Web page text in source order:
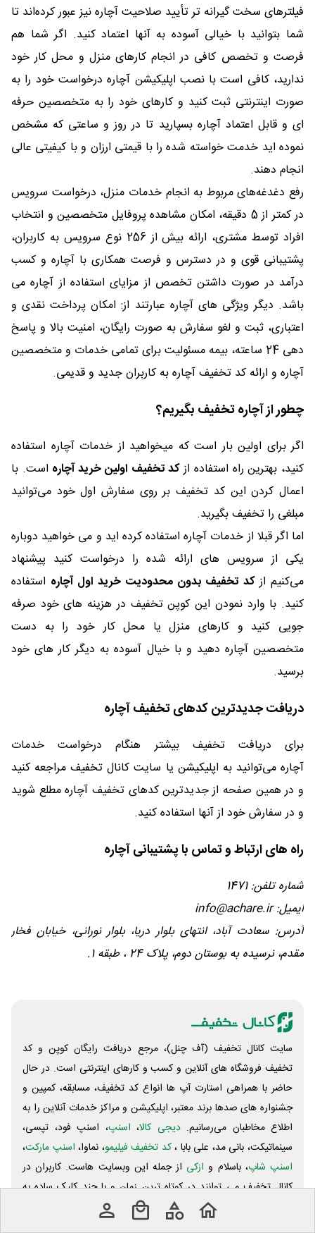
فیلترهای سخت گیرانه تر تأیید صلاحیت آچاره نیز عبور کرده‌اند تا
شما بتوانید با خیالی آسوده به آنها اعتماد کنید. اگر شما هم
فرصت و تخصص کافی در انجام کارهای منزل و محل کار خود
ندارید، کافی است با نصب اپلیکیشن آچاره درخواست خود را به
صورت اینترنتی ثبت کنید و کارهای خود را به متخصصین حرفه
ای و قابل اعتماد آچاره بسپارید تا در روز و ساعتی که مشخص
نموده اید خدمت خواسته شده را با قیمتی ارزان و با کیفیتی عالی
انجام دهند.
رفع دغدغه‌های مربوط به انجام خدمات منزل، درخواست سرویس
در کمتر از 5 دقیقه، امکان مشاهده پروفایل متخصصین و انتخاب
افراد توسط مشتری، ارائه بیش از 256 نوع سرویس به کاربران،
پشتیبانی قوی و در دسترس و فرصت همکاری با آچاره و کسب
درآمد در صورت داشتن تخصص از مزایای استفاده از آچاره می
باشد. دیگر ویژگی های آچاره عبارتند از: امکان پرداخت نقدی و
اعتباری، ثبت و لغو سفارش به صورت رایگان، امنیت بالا و پاسخ
دهی 24 ساعته، بیمه مسئولیت برای تمامی خدمات و متخصصین
آچاره و ارائه کد تخفیف آچاره به کاربران جدید و قدیمی.
چطور از آچاره تخفیف بگیریم؟
اگر برای اولین بار است که میخواهید از خدمات آچاره استفاده
کنید، بهترین راه استفاده ازکد تخفیف اولین خرید آچاره است. با
اعمال کردن این کد تخفیف بر روی سفارش اول خود می‌توانید
مبلغی را تخفیف بگیرید.
اما اگر قبلا از خدمات آچاره استفاده کرده اید و می خواهید دوباره
یکی از سرویس های ارائه شده را درخواست کنید پیشنهاد
می‌کنیم ازکد تخفیف بدون محدودیت خرید اول آچاره استفاده
کنید. با وارد نمودن این کوپن تخفیف در هزینه های خود صرفه
جویی کنید و کارهای منزل یا محل کار خود را به دست
متخصصین آچاره دهید و با خیال آسوده به دیگر کار های خود
برسید.
دریافت جدیدترین کدهای تخفیف آچاره
برای دریافت تخفیف بیشتر هنگام درخواست خدمات
آچاره می‌توانید به اپلیکیشن یا سایت کانال تخفیف مراجعه کنید
و در همین صفحه از جدیدترین کدهای تخفیف آچاره مطلع شوید
و در سفارش خود از آنها استفاده کنید.
راه های ارتباط و تماس با پشتیبانی آچاره
شماره تلفن: 1471
ایمیل: info@achare.ir
آدرس: سعادت آباد، انتهای بلوار دریا، بلوار نورانی، خیابان فخار
مقدم، نرسیده به بوستان دوم، پلاک 24 ، طبقه 1.
سایت کانال تخفیف (آف چنل)، مرجع دریافت رایگان کوپن و کد
تخفیف فروشگاه های آنلاین و کسب و‌ کارهای اینترنتی است. در حال
حاضر با همراهی استارت آپ ها انواع کد تخفیف، مسابقه، کمپین و
جشنواره های صدها برند معتبر، اپلیکیشن و مراکز خدمات آنلاین را به
اطلاع مخاطبان می‌رسانیم. دیجی کالا، اسنپ، اسنپ فود، تپسی،
سینماتیکت، بانی مد، علی‌ بابا ،کد تخفیف فیلیمو، نماوا، اسنپ مارکت،
اسنپ شاپ، باسلام و ازکی از جمله این وبسایت ‌هاست. کاربران در
کانال تخفیف می توانند در کوتاه ترین زمان و با چند کلیک ساده به
جدیدترین تخفیف ها در گروه تاکسی اینترنتی، سفارش آنلاین غذا،